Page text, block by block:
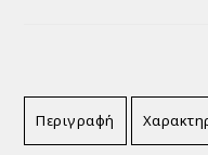
Περιγραφή